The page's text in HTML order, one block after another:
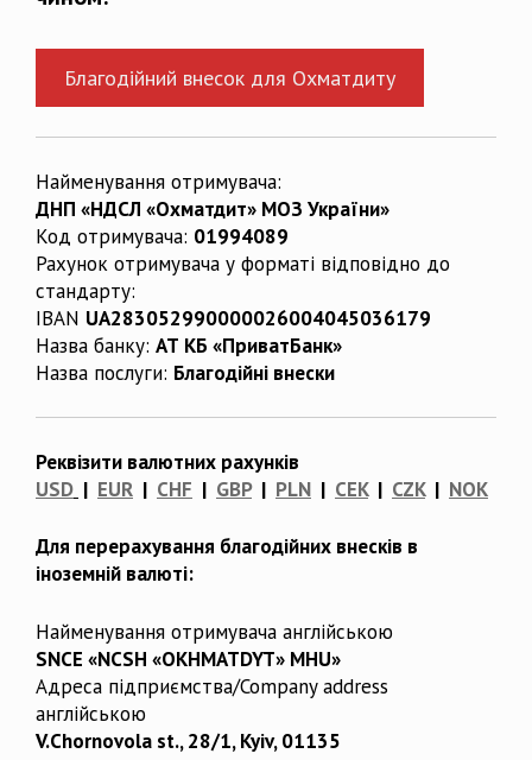
Благодійний внесок для Охматдиту
Найменування отримувача:
ДНП «НДСЛ «Охматдит» МОЗ України»
Код отримувача: 01994089
Рахунок отримувача у форматі відповідно до
стандарту:
IBAN UA283052990000026004045036179
Назва банку: АТ КБ «ПриватБанк»
Назва послуги: Благодійні внески
Реквізити валютних рахунків
USD | EUR | CHF | GBP| PLN | CEK| CZK| NOK
Для перерахування благодійних внесків в
іноземній валюті:
Найменування отримувача англійською
SNCE «NCSH «OKHMATDYT» MHU»
Адреса підприємства/Company address
англійською
V.Chornovola st., 28/1, Kyiv, 01135